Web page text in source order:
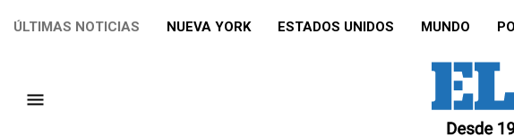
ÚLTIMAS NOTICIAS NUEVA YORK ESTADOS UNIDOS MUNDO